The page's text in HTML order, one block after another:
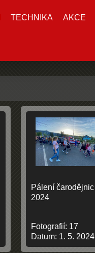
TECHNIKA AKCE
Pálení čarodějnic
2024
Fotografií: 17
Datum: 1. 5. 2024